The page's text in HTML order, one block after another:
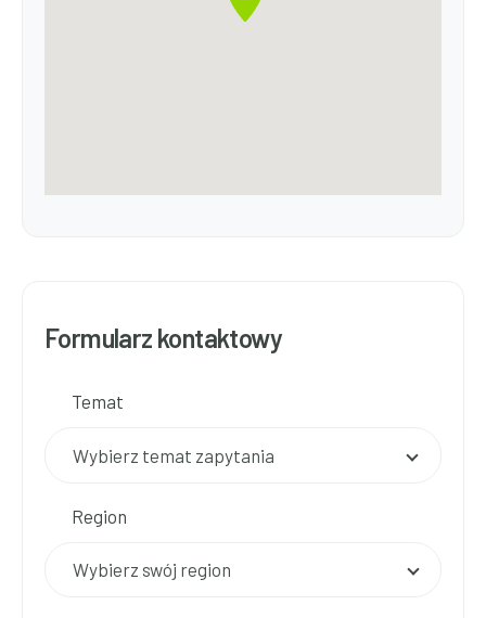
Formularz kontaktowy
Temat
Wybierz temat zapytania
Region